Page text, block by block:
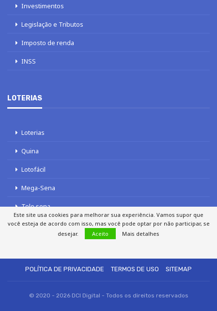
Investimentos
Legislação e Tributos
Imposto de renda
INSS
LOTERIAS
Loterias
Quina
Lotofácil
Mega-Sena
Tele sena
POLÍTICA DE PRIVACIDADE
TERMOS DE USO SITEMAP
© 2020 - 2026 DCI Digital - Todos os direitos reservados
Este site usa cookies para melhorar sua experiência. Vamos supor que
você esteja de acordo com isso, mas você pode optar por não participar, se
desejar.
Aceito Mais detalhes